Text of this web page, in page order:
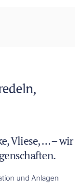
Vliese, … – wir
und Anlagen